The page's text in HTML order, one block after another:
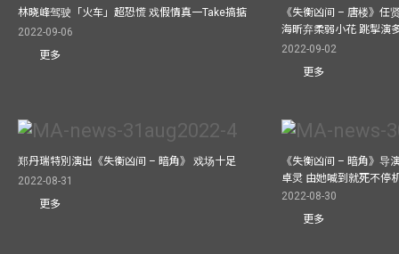
林晓峰驾驶「火车」超恐慌 戏假情真一Take搞掂
2022-09-06
更多
《失衡凶间 – 唐楼》任
海昕弃柔弱小花 跳掣演
2022-09-02
更多
郑丹瑞特別演出《失衡凶间 – 暗角》 戏场十足
2022-08-31
更多
《失衡凶间 – 暗角》导
卓灵 由她喊到就死不停
2022-08-30
更多